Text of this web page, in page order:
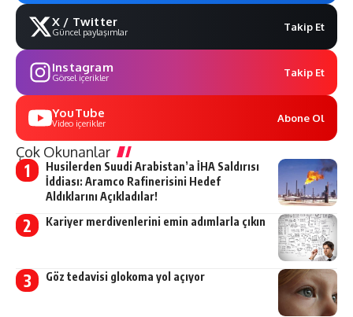
X / Twitter
Güncel paylaşımlar Takip Et
Instagram
Görsel içerikler Takip Et
YouTube
Video içerikler Abone Ol
Çok Okunanlar
Husilerden Suudi Arabistan’a İHA Saldırısı
İddiası: Aramco Rafinerisini Hedef
Aldıklarını Açıkladılar!
Kariyer merdivenlerini emin adımlarla çıkın
Göz tedavisi glokoma yol açıyor